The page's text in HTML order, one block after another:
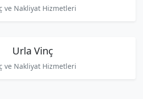
ve Nakliyat Hizmetleri
Urla Vinç
ve Nakliyat Hizmetleri